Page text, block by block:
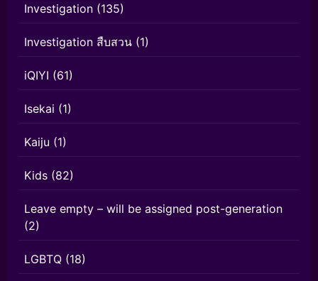
Investigation (135)
Investigation สืบสวน (1)
iQIYI (61)
Isekai (1)
Kaiju (1)
Kids (82)
Leave empty – will be assigned post-generation
(2)
LGBTQ (18)